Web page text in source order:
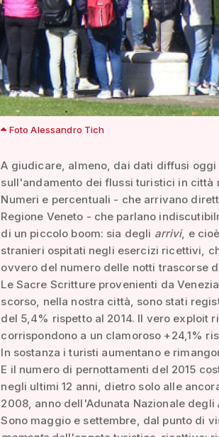
Foto Alessandro Tich
A giudicare, almeno, dai dati diffusi oggi
sull'andamento dei flussi turistici in città
Numeri e percentuali - che arrivano
Regione Veneto - che parlano
di un piccolo boom: sia degli arrivi, e
stranieri ospitati negli esercizi ricettivi,
ovvero del numero delle notti trascorse
Le Sacre Scritture provenienti da
scorso, nella nostra città, sono stati
del 5,4% rispetto al 2014. Il vero exploit
corrispondono a un clamoroso +24,1%
In sostanza i turisti aumentano e
E il numero di pernottamenti del 2015
negli ultimi 12 anni, dietro solo alle
2008, anno dell'Adunata Nazionale degli
Sono maggio e settembre, dal punto di